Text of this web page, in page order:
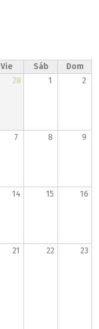
Vie Sáb
Dom
28 1 2
7 8 9
14 15 16
21 22 23